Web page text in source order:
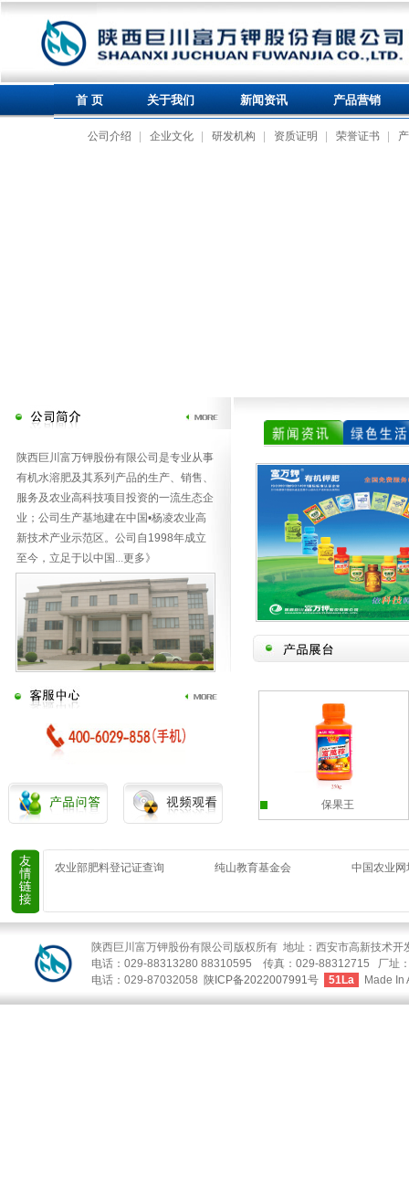
首 页 关于我们 新闻资讯 产品营销
公司介绍 企业文化 研发机构 资质证明 荣誉证书
陕西巨川富万钾股份有限公司是专业从事
有机水溶肥及其系列产品的生产、销售、
服务及农业高科技项目投资的一流生态企
业；公司生产基地建在中国•杨凌农业高
新技术产业示范区。公司自1998年成立
至今，立足于以中国 ...更多》
复王 壮果王 保果王
农业部肥料登记证查询 纯山教育基金会 中国农业
陕西巨川富万钾股份有限公司版权所有 地址：西安市高新技术
电话：029-88313280 88310595 传真：029-88312715 厂址
电话：029-87032058 陕ICP备2022007991号 51La Made In